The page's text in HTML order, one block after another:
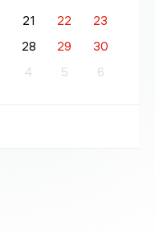
21 22
23
28 29
30
4 5 6